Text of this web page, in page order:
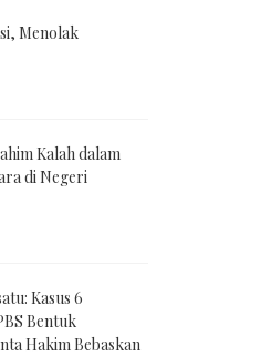
Menolak
Kalah dalam
di Negeri
Kasus 6
Bentuk
Hakim Bebaskan